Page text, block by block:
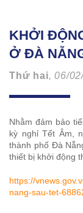
KHỞI
Ở ĐÀ
Thứ hai, 06/
Nhằm đảm bảo
kỳ nghỉ Tết Âm,
thành phố Đà
thiết bị khởi động
https://
nang-sau-tet-